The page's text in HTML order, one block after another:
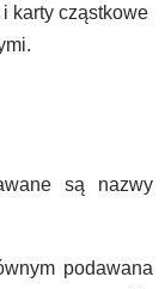
karty cząstkowe
są nazwy
podawana